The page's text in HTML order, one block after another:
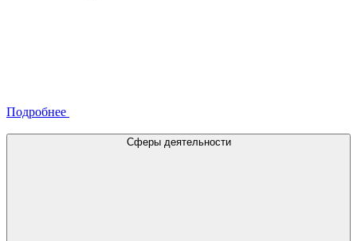
Подробнее
Сферы деятельности